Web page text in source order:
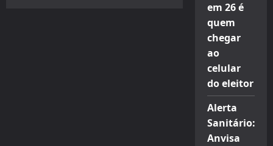
em 26 é
quem
chegar
ao
celular
do eleitor
Alerta
Sanitário:
Anvisa